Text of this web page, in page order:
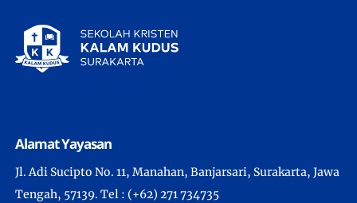
Alamat Yayasan
Jl. Adi Sucipto No. 11, Manahan, Banjarsari, Surakarta, Jawa
Tengah, 57139. Tel : (+62) 271 734735